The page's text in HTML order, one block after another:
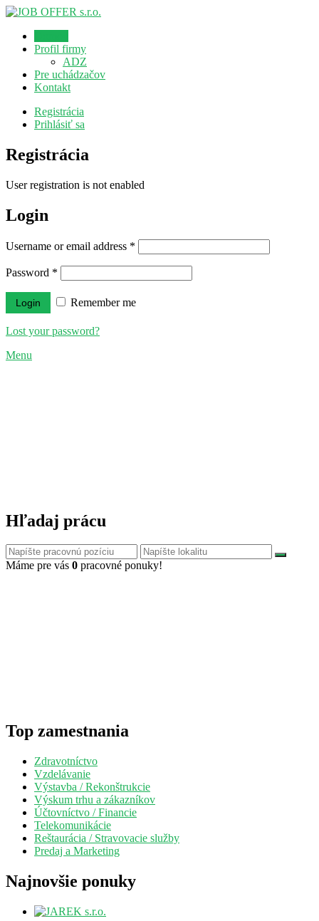
Profil firmy
ADZ
Pre uchádzačov
Kontakt
Registrácia
Prihlásiť sa
Registrácia
User registration is not enabled
Login
Username or email address *
Password *
Remember me
Lost your password?
Menu
Hľadaj prácu
Máme pre vás 0 pracovné ponuky!
Top zamestnania
Zdravotníctvo
Vzdelávanie
Výstavba / Rekonštrukcie
Výskum trhu a zákazníkov
Účtovníctvo / Financie
Telekomunikácie
Reštaurácia / Stravovacie služby
Predaj a Marketing
Najnovšie ponuky